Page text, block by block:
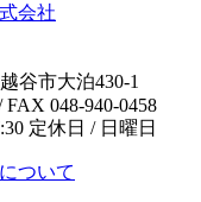
会社
谷市大泊430-1
FAX 048-940-0458
定休日 / 日曜日
ついて